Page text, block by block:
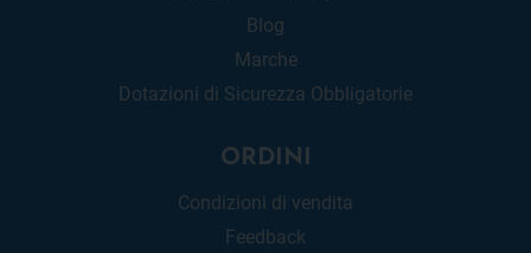
Blog
Marche
Dotazioni di Sicurezza Obbligatorie
ORDINI
Condizioni di vendita
Feedback